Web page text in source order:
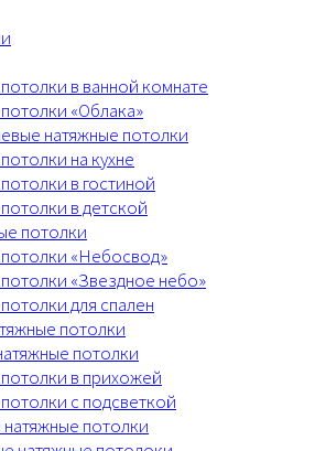
в ванной комнате
«Облака»
натяжные потолки
на кухне
в гостиной
в детской
потолки
«Небосвод»
«Звездное небо»
для спален
потолки
потолки
в прихожей
с подсветкой
натяжные потолки